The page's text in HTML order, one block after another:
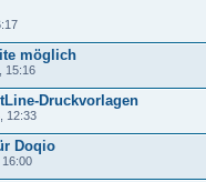
möglich
15:16
Druckvorlagen
12:33
Doqio